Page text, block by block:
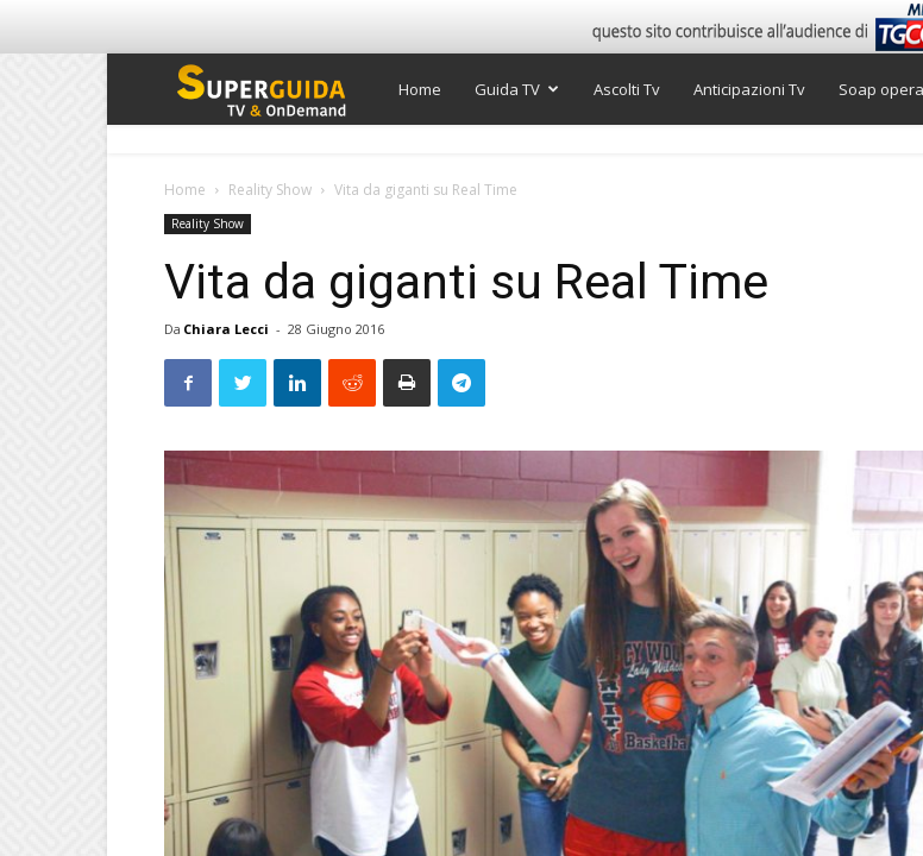
Super
Home Guida TV Ascolti Tv Anticipazioni Tv Soap opera
Home Reality Show Vita da giganti su Real Time
Reality Show
Vita da giganti su Real Time
Da Chiara Lecci - 28 Giugno 2016